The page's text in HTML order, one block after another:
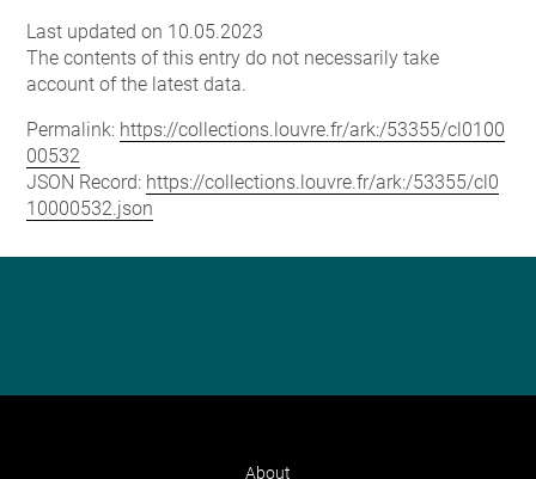
Last updated on 10.05.2023
The contents of this entry do not necessarily take
account of the latest data.
Permalink: https://collections.louvre.fr/ark:/53355/cl0100
00532
JSON Record: https://collections.louvre.fr/ark:/53355/cl0
10000532.json
About